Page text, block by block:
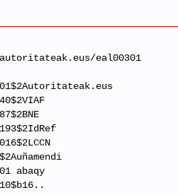
eal00301
abaqy